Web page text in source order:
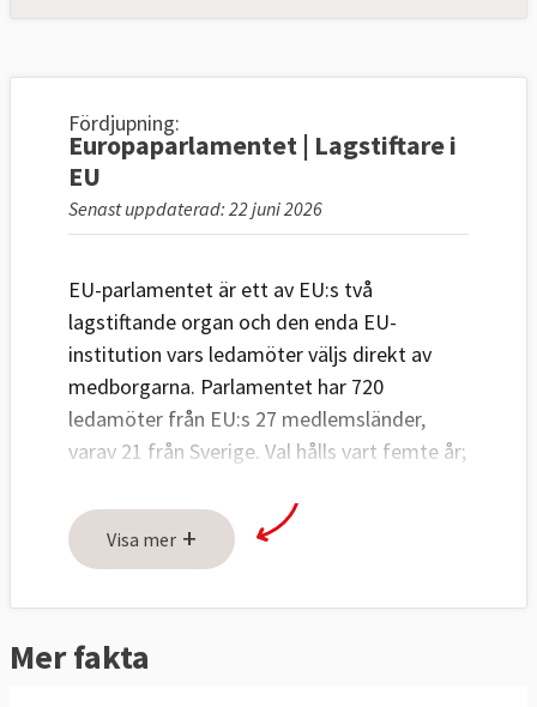
Fördjupning:
Europaparlamentet | Lagstiftare i
EU
Senast uppdaterad: 22 juni 2026
EU-parlamentet är ett av EU:s två
lagstiftande organ och den enda EU-
institution vars ledamöter väljs direkt av
medborgarna. Parlamentet har 720
ledamöter från EU:s 27 medlemsländer,
varav 21 från Sverige. Val hålls vart femte år;
EU-länderna har över tid gett
Europaparlamentet mera makt och
lagstiftningsområden
Visa mer +
Mer fakta